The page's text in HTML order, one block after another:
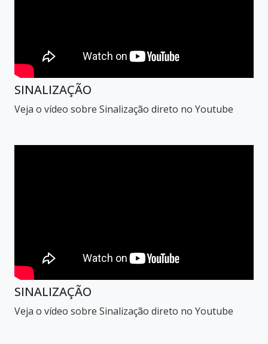
SINALIZAÇÃO
Veja o vídeo sobre Sinalização direto no Youtube
SINALIZAÇÃO
Veja o vídeo sobre Sinalização direto no Youtube